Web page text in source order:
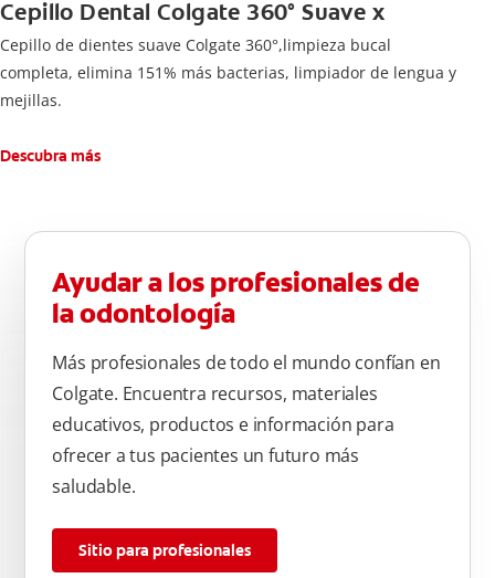
Cepillo Dental Colgate 360° Suave x
Cepillo de dientes suave Colgate 360°,limpieza bucal
completa, elimina 151% más bacterias, limpiador de lengua y
mejillas.
Descubra más
Ayudar a los profesionales de
la odontología
Más profesionales de todo el mundo confían en
Colgate. Encuentra recursos, materiales
educativos, productos e información para
ofrecer a tus pacientes un futuro más
saludable.
Sitio para profesionales